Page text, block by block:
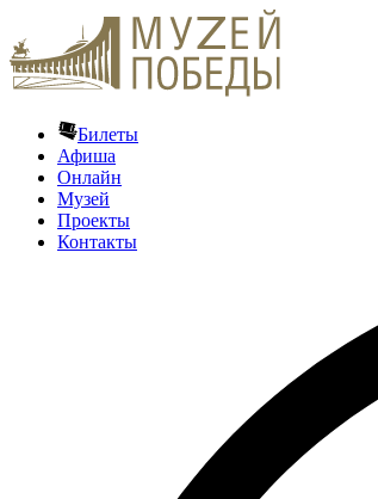
Билеты
Афиша
Онлайн
Музей
Проекты
Контакты